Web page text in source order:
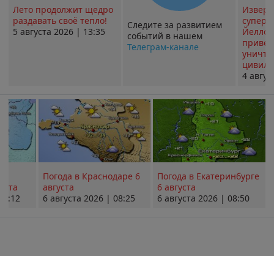
Лето продолжит щедро
раздавать своё тепло!
5 августа 2026 | 13:35
Следите за развитием
событий в нашем
Телеграм-канале
4
Погода в Краснодаре 6
августа
6 августа 2026 | 08:25
Погода в Екатеринбурге
6 августа
6 августа 2026 | 08:50